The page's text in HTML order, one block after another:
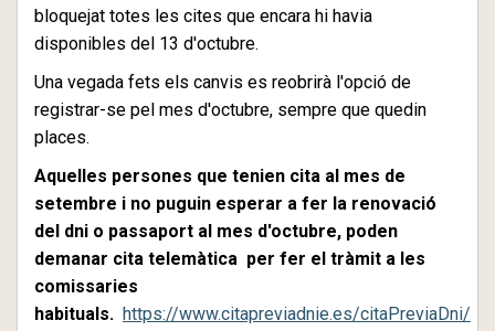
bloquejat totes les cites que encara hi havia
disponibles del 13 d'octubre.
Una vegada fets els canvis es reobrirà l'opció de
registrar-se pel mes d'octubre, sempre que quedin
places.
Aquelles persones que tenien cita al mes de
setembre i no puguin esperar a fer la renovació
del dni o passaport al mes d'octubre, poden
demanar cita telemàtica per fer el tràmit a les
comissaries
habituals. https://www.citapreviadnie.es/citaPreviaDni/